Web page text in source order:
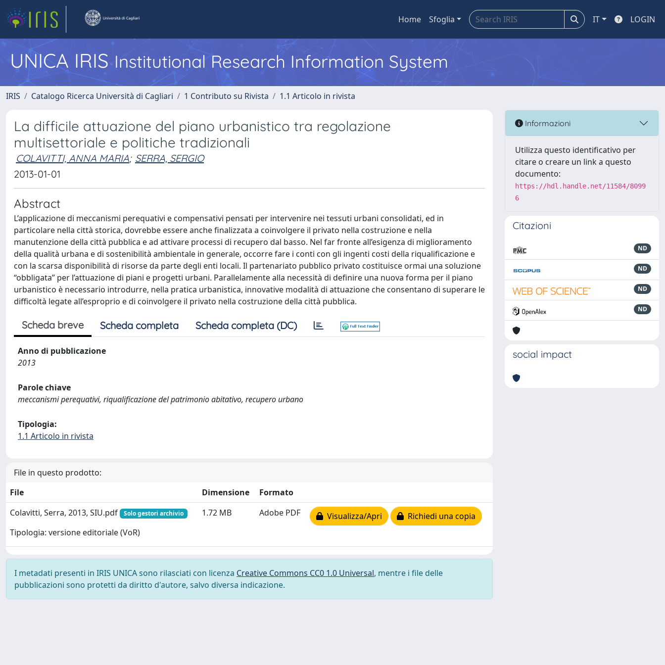
Home Sfoglia IT LOGIN
UNICA IRISInstitutional Research Information System
IRIS Catalogo Ricerca Università di Cagliari 1 Contributo su Rivista 1.1 Articolo in rivista
La difficile attuazione del piano urbanistico tra regolazione
multisettoriale e politiche tradizionali
COLAVITTI, ANNA MARIA; SERRA, SERGIO
2013-01-01
Abstract
L’applicazione di meccanismi perequativi e compensativi pensati per intervenire nei tessuti urbani consolidati, ed in
particolare nella città storica, dovrebbe essere anche finalizzata a coinvolgere il privato nella costruzione e nella
manutenzione della città pubblica e ad attivare processi di recupero dal basso. Nel far fronte all’esigenza di miglioramento
della qualità urbana e di sostenibilità ambientale in generale, occorre fare i conti con gli ingenti costi della riqualificazione e
con la scarsa disponibilità di risorse da parte degli enti locali. Il partenariato pubblico privato costituisce ormai una soluzione
“obbligata” per l’attuazione di piani e progetti urbani. Parallelamente alla necessità di definire una nuova forma per il piano
urbanistico è necessario introdurre, nella pratica urbanistica, innovative modalità di attuazione che consentano di superare le
difficoltà legate all’esproprio e di coinvolgere il privato nella costruzione della città pubblica.
Scheda breve Scheda completa Scheda completa (DC)
Anno di pubblicazione
2013
Parole chiave
meccanismi perequativi, riqualificazione del patrimonio abitativo, recupero urbano
Tipologia:
1.1 Articolo in rivista
File in questo prodotto:
File
Dimensione
Formato
Colavitti, Serra, 2013, SIU.pdf
Solo gestori archivio
Tipologia: versione editoriale (VoR)
1.72 MB Adobe PDF Visualizza/Apri Richiedi una copia
I metadati presenti in IRIS UNICA sono rilasciati con licenza Creative Commons CC0 1.0 Universal, mentre i file delle
pubblicazioni sono protetti da diritto d'autore, salvo diversa indicazione.
Informazioni
Utilizza questo identificativo per
citare o creare un link a questo
documento:
https://hdl.handle.net/11584/8099
6
Citazioni
ND
ND
ND
ND
social impact